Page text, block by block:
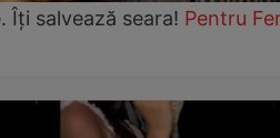
Îți salvează seara! Pentru